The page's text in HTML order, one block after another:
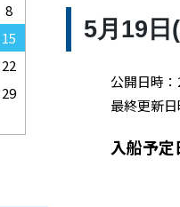
5月19日
公開日時
最終更新
入船予
8
15
22
29